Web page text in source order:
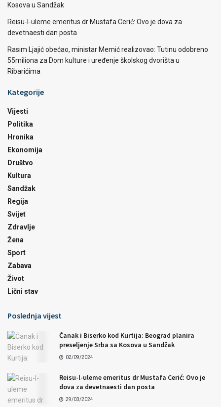
Kosova u Sandžak
Reisu-l-uleme emeritus dr Mustafa Cerić: Ovo je dova za
devetnaesti dan posta
Rasim Ljajić obećao, ministar Memić realizovao: Tutinu odobreno
55miliona za Dom kulture i uređenje školskog dvorišta u
Ribarićima
Kategorije
Vijesti
Politika
Hronika
Ekonomija
Društvo
Kultura
Sandžak
Regija
Svijet
Zdravlje
Žena
Sport
Zabava
Život
Lični stav
Poslednja vijest
Čanak i Biserko kod Kurtija: Beograd planira
preseljenje Srba sa Kosova u Sandžak
02/09/2024
Reisu-l-uleme emeritus dr Mustafa Cerić: Ovo je
dova za devetnaesti dan posta
29/03/2024